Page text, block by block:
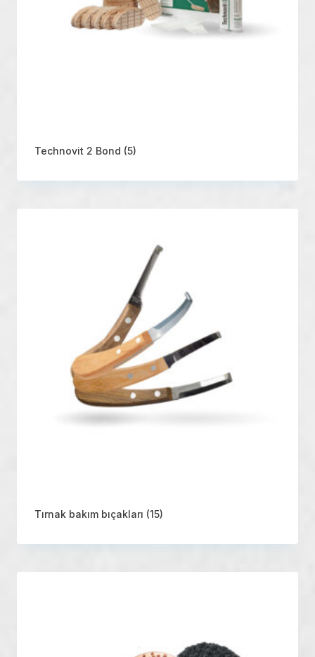
Technovit 2 Bond (5)
Tırnak bakım bıçakları (15)